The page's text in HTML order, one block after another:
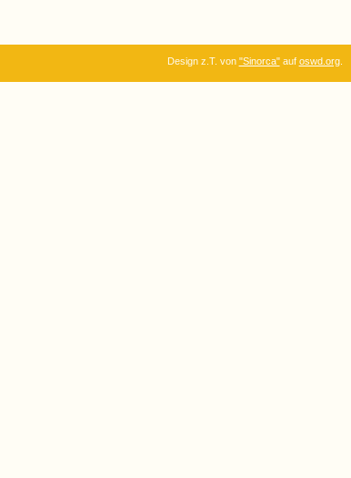
Design z.T. von "Sinorca"auf oswd.org.